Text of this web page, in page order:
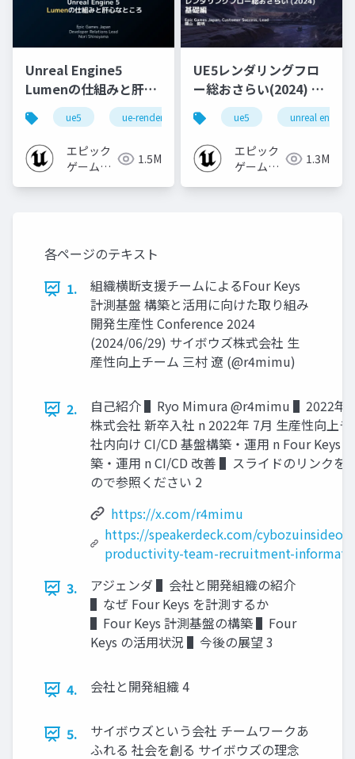
Unreal Engine5
Lumenの仕組みと肝心
なところ
ue5 ue-rendering ue-lumen
エピック
ゲームズ
1.5M
UE5レンダリングフロ
ー総おさらい(2024) 基
礎編！
[CEDEC+KYUSHU
2024]
ue5 unreal engine
エピック
ゲームズ
1.3M
各ページのテキスト
1.
組織横断⽀援チームによるFour Keys
計測基盤 構築と活⽤に向けた取り組み
開発⽣産性 Conference 2024
(2024/06/29) サイボウズ株式会社 ⽣
産性向上チーム 三村 遼 (@r4mimu)
2.
⾃⼰紹介 ▌Ryo Mimura @r4mimu ▌2022年
株式会社 新卒⼊社 n 2022年 7⽉ ⽣産性向上
社内向け CI/CD 基盤構築・運⽤ n Four Keys
築・運⽤ n CI/CD 改善 ▌スライドのリンクを
ので参照ください 2
https://x.com/r4mimu
https://speakerdeck.com/
productivity-team-recruitment-
3.
アジェンダ ▌会社と開発組織の紹介
▌なぜ Four Keys を計測するか
▌Four Keys 計測基盤の構築 ▌Four
Keys の活⽤状況 ▌今後の展望 3
4. 会社と開発組織 4
5.
サイボウズという会社 チームワークあ
ふれる 社会を創る サイボウズの理念